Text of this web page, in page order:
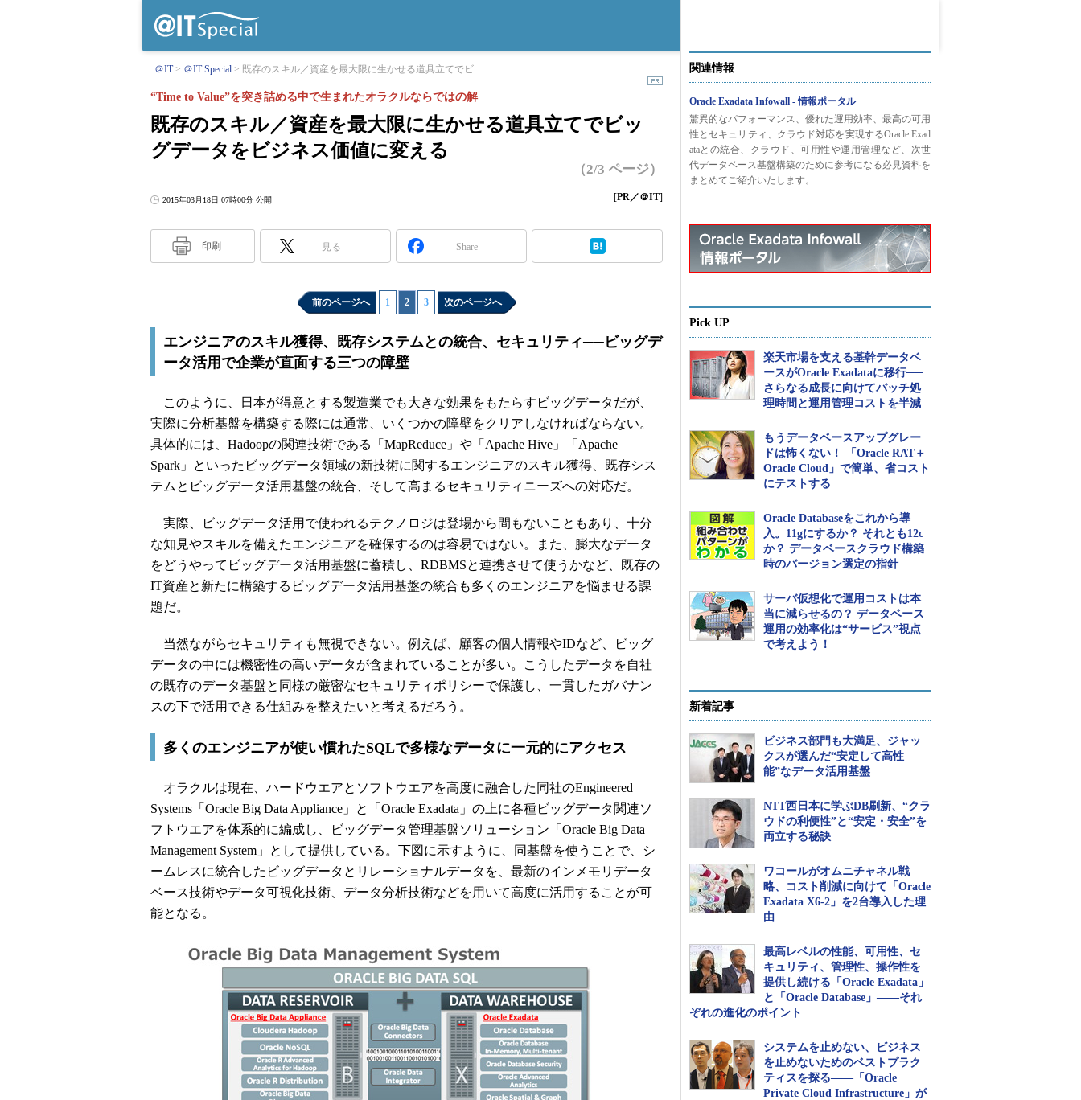
＠IT ＠IT Special 既存のスキル／資産を最大限に生かせる道具立てでビ...
既存のスキル／資産を最大限に生かせる道具立てでビッ
グデータをビジネス価値に変える
“Time to Value”を突き詰める中で生まれたオラクルならではの解
（2/3 ページ）
2015年03月18日 07時00分 公開 [PR／＠IT]
印刷 見る Share
前のページへ 1 2 3 次のページへ
エンジニアのスキル獲得、既存システムとの統合、セキュリティ──ビッグデ
ータ活用で企業が直面する三つの障壁
このように、日本が得意とする製造業でも大きな効果をもたらすビッグデータだが、
実際に分析基盤を構築する際には通常、いくつかの障壁をクリアしなければならない。
具体的には、Hadoopの関連技術である「MapReduce」や「Apache Hive」「Apache
Spark」といったビッグデータ領域の新技術に関するエンジニアのスキル獲得、既存シス
テムとビッグデータ活用基盤の統合、そして高まるセキュリティニーズへの対応だ。
実際、ビッグデータ活用で使われるテクノロジは登場から間もないこともあり、十分
な知見やスキルを備えたエンジニアを確保するのは容易ではない。また、膨大なデータ
をどうやってビッグデータ活用基盤に蓄積し、RDBMSと連携させて使うかなど、既存の
IT資産と新たに構築するビッグデータ活用基盤の統合も多くのエンジニアを悩ませる課
題だ。
当然ながらセキュリティも無視できない。例えば、顧客の個人情報やIDなど、ビッグ
データの中には機密性の高いデータが含まれていることが多い。こうしたデータを自社
の既存のデータ基盤と同様の厳密なセキュリティポリシーで保護し、一貫したガバナン
スの下で活用できる仕組みを整えたいと考えるだろう。
多くのエンジニアが使い慣れたSQLで多様なデータに一元的にアクセス
オラクルは現在、ハードウエアとソフトウエアを高度に融合した同社のEngineered
Systems「Oracle Big Data Appliance」と「Oracle Exadata」の上に各種ビッグデータ関連ソ
フトウエアを体系的に編成し、ビッグデータ管理基盤ソリューション「Oracle Big Data
Management System」として提供している。下図に示すように、同基盤を使うことで、シ
ームレスに統合したビッグデータとリレーショナルデータを、最新のインメモリデータ
ベース技術やデータ可視化技術、データ分析技術などを用いて高度に活用することが可
能となる。
関連情報
Oracle Exadata Infowall - 情報ポータル
驚異的なパフォーマンス、優れた運用効率、最高の可用
性とセキュリティ、クラウド対応を実現するOracle Exad
ataとの統合、クラウド、可用性や運用管理など、次世
代データベース基盤構築のために参考になる必見資料を
まとめてご紹介いたします。
Pick UP
楽天市場を支える基幹データベ
ースがOracle Exadataに移行──
さらなる成長に向けてバッチ処
理時間と運用管理コストを半減
もうデータベースアップグレー
ドは怖くない！ 「Oracle RAT＋
Oracle Cloud」で簡単、省コスト
にテストする
Oracle Databaseをこれから導
入。11gにするか？ それとも12c
か？ データベースクラウド構築
時のバージョン選定の指針
サーバ仮想化で運用コストは本
当に減らせるの？ データベース
運用の効率化は“サービス”視点
で考えよう！
新着記事
ビジネス部門も大満足、ジャッ
クスが選んだ“安定して高性
能”なデータ活用基盤
NTT西日本に学ぶDB刷新、“クラ
ウドの利便性”と“安定・安全”を
両立する秘訣
ワコールがオムニチャネル戦
略、コスト削減に向けて「Oracle
Exadata X6-2」を2台導入した理
由
最高レベルの性能、可用性、セ
キュリティ、管理性、操作性を
提供し続ける「Oracle Exadata」
と「Oracle Database」――それ
ぞれの進化のポイント
システムを止めない、ビジネス
を止めないためのベストプラク
ティスを探る――「Oracle
Private Cloud Infrastructure」が